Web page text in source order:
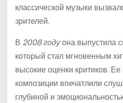
классической музыки
зрителей.
В 2008 годуона выпустила
который стал мгновенным
высокие оценки критиков.
композиции впечатлили
глубиной и